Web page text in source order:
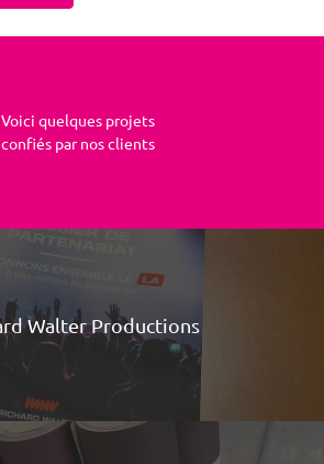
Voici quelques projets
confiés par nos clients
Walter Productions